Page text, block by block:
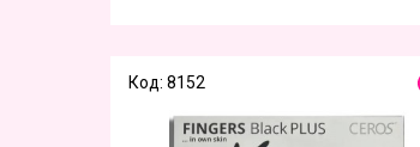
Код: 8152